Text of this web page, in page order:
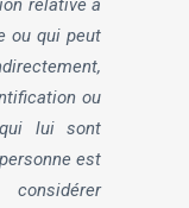
ou qui peut
ou
lui sont
est